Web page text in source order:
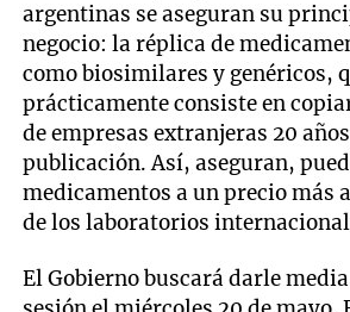
argentinas se aseguran su
negocio: la réplica de
como biosimilares y genéricos,
prácticamente consiste en
de empresas extranjeras 20
publicación. Así, aseguran,
medicamentos a un precio más
de los laboratorios
El Gobierno buscará darle